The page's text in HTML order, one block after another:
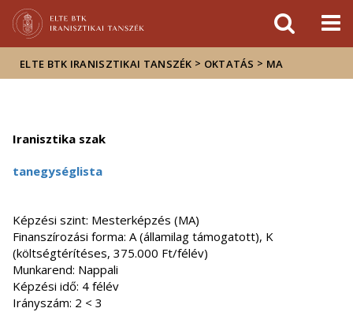
sajtóban
ELTE BTK IRANISZTIKAI TANSZÉK > OKTATÁS > MA
Iranisztika szak
tanegységlista
Képzési szint: Mesterképzés (MA)
Finanszírozási forma: A (államilag támogatott), K
(költségtérítéses, 375.000 Ft/félév)
Munkarend: Nappali
Képzési idő: 4 félév
Irányszám: 2 < 3